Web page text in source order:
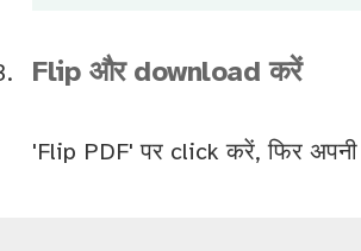
Flip और download करें
'Flip PDF' पर click करें, फिर